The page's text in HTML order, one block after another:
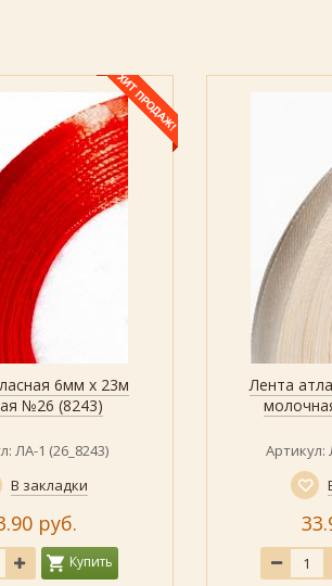
просмотр
6мм х 23м
№26 (8243)
ЛА-1 (26_8243)
В закладки
руб.
Купить
Лента
Артикул: